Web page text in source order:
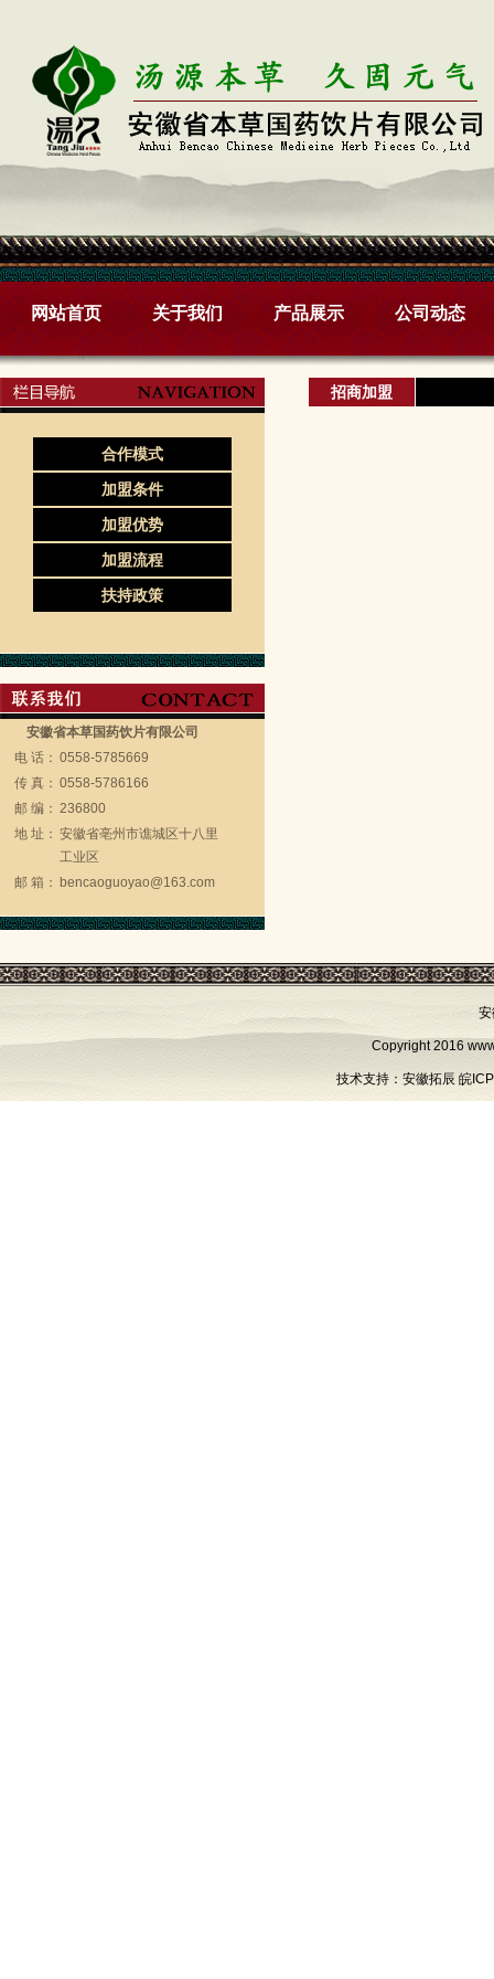
网站首页 关于我们 产品展示 公司动态
合作模式
加盟条件
加盟优势
加盟流程
扶持政策
安徽省本草国药饮片有限公司
电 话： 0558-5785669
传 真： 0558-5786166
邮 编： 236800
地 址： 安徽省亳州市谯城区十八里
工业区
邮 箱：
bencaoguoyao@163.com
招商加盟
Copyright 2016
技术支持： 安徽拓辰 皖